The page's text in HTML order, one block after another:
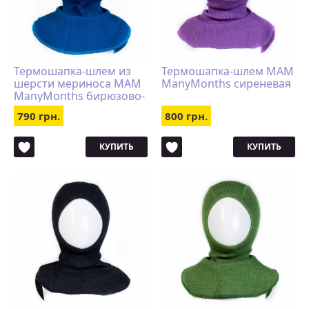
Термошапка-шлем из
шерсти мериноса MAM
ManyMonths бирюзово-
синяя
790 грн.
КУПИТЬ
Термошапка-шлем MAM
ManyMonths сиреневая
800 грн.
КУПИТЬ